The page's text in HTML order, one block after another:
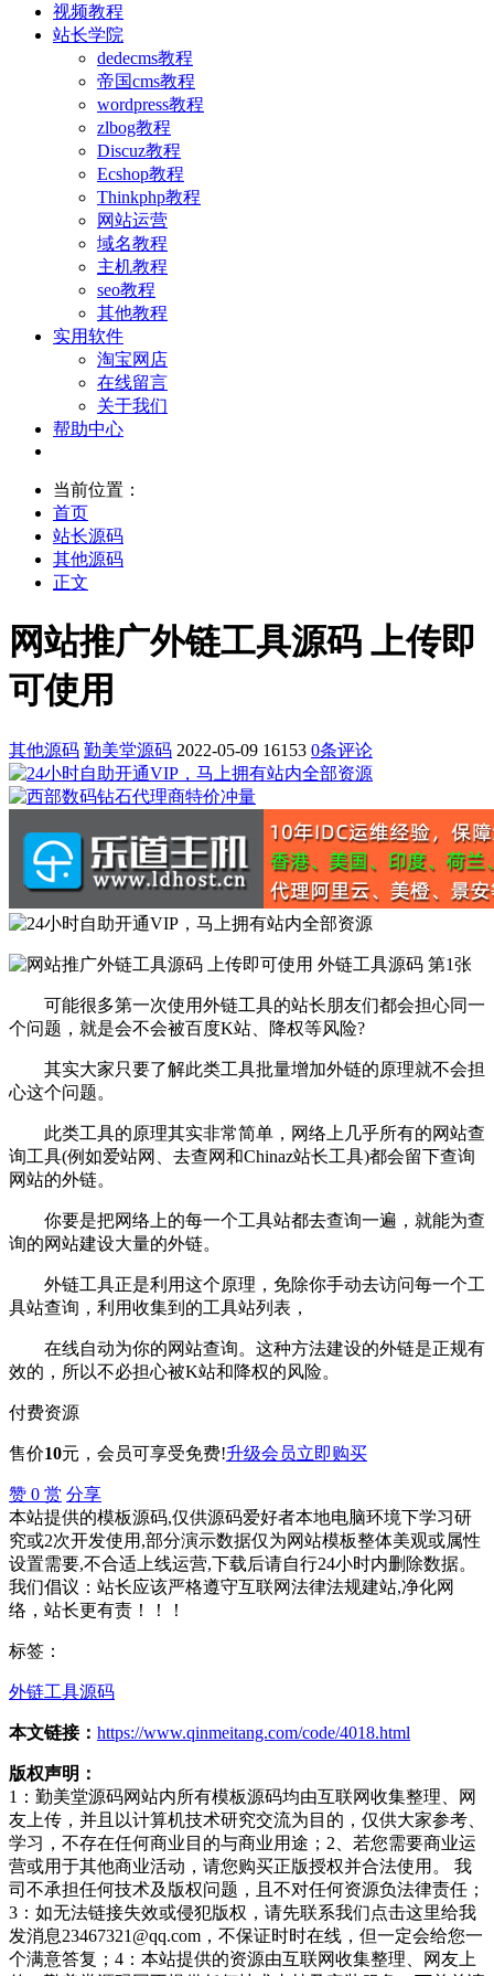
视频教程
站长学院
dedecms教程
帝国cms教程
wordpress教程
zlbog教程
Discuz教程
Ecshop教程
Thinkphp教程
网站运营
域名教程
主机教程
seo教程
其他教程
实用软件
淘宝网店
在线留言
关于我们
帮助中心
当前位置：
首页
站长源码
其他源码
正文
网站推广外链工具源码 上传即
可使用
其他源码 勤美堂源码 2022-05-09 16153 0条评论
可能很多第一次使用外链工具的站长朋友们都会担心同一
个问题，就是会不会被百度K站、降权等风险?
其实大家只要了解此类工具批量增加外链的原理就不会担
心这个问题。
此类工具的原理其实非常简单，网络上几乎所有的网站查
询工具(例如爱站网、去查网和Chinaz站长工具)都会留下查询
网站的外链。
你要是把网络上的每一个工具站都去查询一遍，就能为查
询的网站建设大量的外链。
外链工具正是利用这个原理，免除你手动去访问每一个工
具站查询，利用收集到的工具站列表，
在线自动为你的网站查询。这种方法建设的外链是正规有
效的，所以不必担心被K站和降权的风险。
付费资源
售价10元 ，会员可享受免费!升级会员立即购买
赞 0 赏 分享
本站提供的模板源码,仅供源码爱好者本地电脑环境下学习研
究或2次开发使用,部分演示数据仅为网站模板整体美观或属性
设置需要,不合适上线运营,下载后请自行24小时内删除数据。
我们倡议：站长应该严格遵守互联网法律法规建站,净化网
络，站长更有责！！！
标签：
外链工具源码
本文链接： https://www.qinmeitang.com/code/4018.html
版权声明：
1：勤美堂源码网站内所有模板源码均由互联网收集整理、网
友上传，并且以计算机技术研究交流为目的，仅供大家参考、
学习，不存在任何商业目的与商业用途；2、若您需要商业运
营或用于其他商业活动，请您购买正版授权并合法使用。 我
司不承担任何技术及版权问题，且不对任何资源负法律责任；
3：如无法链接失效或侵犯版权，请先联系我们点击这里给我
发消息23467321@qq.com，不保证时时在线，但一定会给您一
个满意答复；4：本站提供的资源由互联网收集整理、网友上